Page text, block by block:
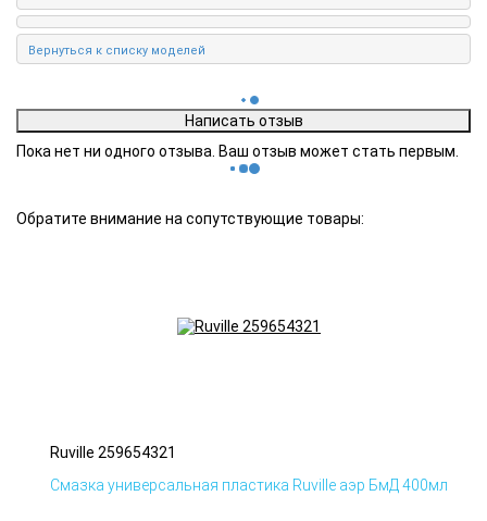
Пока нет ни одного отзыва. Ваш отзыв может стать первым.
Обратите внимание на сопутствующие товары:
Ruville 259654321
Смазка универсальная пластика Ruville аэр БмД 400мл